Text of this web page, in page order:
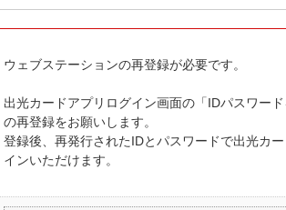
ウェブステーションの再登録が必要です。
出光カードアプリログイン画面の「IDパスワー
の再登録をお願いします。
登録後、再発行されたIDとパスワードで出光カ
インいただけます。